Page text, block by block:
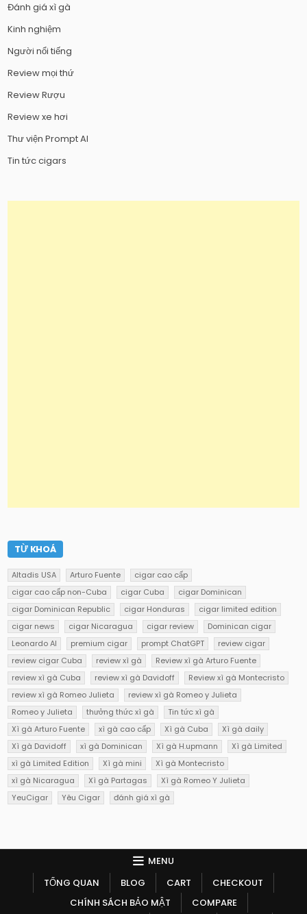
Đánh giá xì gà
Kinh nghiệm
Người nổi tiếng
Review mọi thứ
Review Rượu
Review xe hơi
Thư viện Prompt AI
Tin tức cigars
TỪ KHOÁ
Altadis USA Arturo Fuente
cigar cao cấp
cigar cao cấp non-Cuba
cigar Cuba
cigar Dominican
cigar Dominican Republic
cigar Honduras
cigar limited edition
cigar news
cigar Nicaragua cigar review
Dominican cigar
Leonardo AI
premium cigar prompt ChatGPT
review cigar
review cigar Cuba
review xì gà
Review xì gà Arturo Fuente
review xì gà Cuba
review xì gà Davidoff
Review xì gà Montecristo
review xì gà Romeo Julieta
review xì gà Romeo y Julieta
Romeo y Julieta
thưởng thức xì gà
Tin tức xì gà
Xì gà Arturo Fuente
xì gà cao cấp Xì gà Cuba
Xì gà daily
Xì gà Davidoff
xì gà Dominican Xì gà H.upmann
Xì gà Limited
xì gà Limited Edition
Xì gà mini
Xì gà Montecristo
xì gà Nicaragua
Xì gà Partagas
Xì gà Romeo Y Julieta
YeuCigar
Yêu Cigar đánh giá xì gà
MENU
TỔNG QUAN
BLOG CART
CHECKOUT
CHÍNH SÁCH BẢO MẬT
COMPARE